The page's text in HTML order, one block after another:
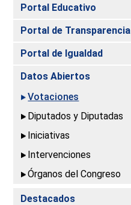
Portal Educativo
Portal de Transparencia
Portal de Igualdad
Datos Abiertos
Votaciones
Diputados y Diputadas
Iniciativas
Intervenciones
Órganos del Congreso
Destacados